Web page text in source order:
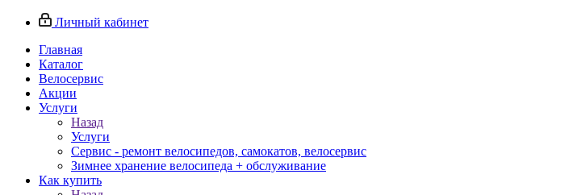
Личный кабинет
Главная
Каталог
Велосервис
Акции
Услуги
Назад
Услуги
Сервис - ремонт велосипедов, самокатов, велосервис
Зимнее хранение велосипеда + обслуживание
Как купить